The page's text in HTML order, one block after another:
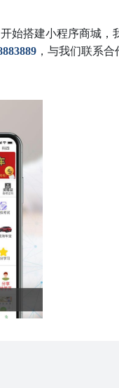
始搭建小程序商城，
，与我们联系合